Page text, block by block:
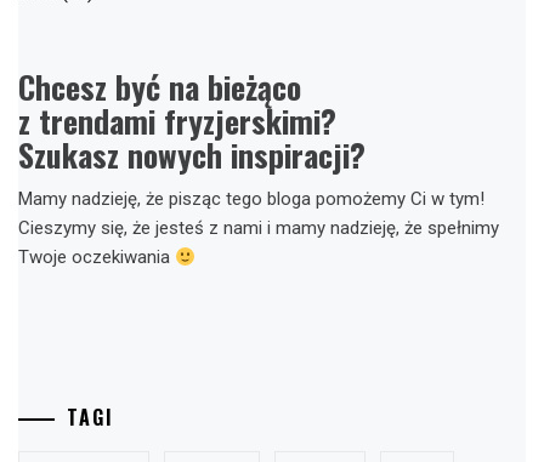
Chcesz być na bieżąco
z trendami fryzjerskimi?
Szukasz nowych inspiracji?
Mamy nadzieję, że pisząc tego bloga pomożemy Ci w tym!
Cieszymy się, że jesteś z nami i mamy nadzieję, że spełnimy
Twoje oczekiwania
TAGI